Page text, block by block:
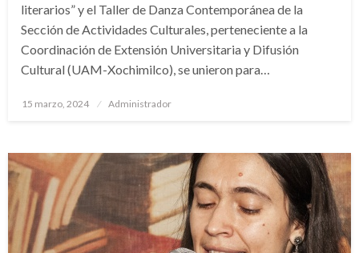
literarios” y el Taller de Danza Contemporánea de la
Sección de Actividades Culturales, perteneciente a la
Coordinación de Extensión Universitaria y Difusión
Cultural (UAM-Xochimilco), se unieron para…
Publicado
15 marzo, 2024 Administrador